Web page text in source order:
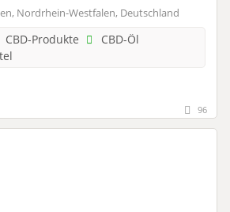
Nordrhein-Westfalen, Deutschland
CBD-Produkte
CBD-Öl
96